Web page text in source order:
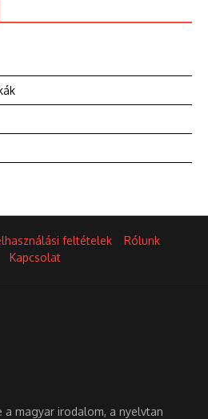
feltételek
Rólunk
Kapcsolat
a magyar irodalom, a nyelvtan